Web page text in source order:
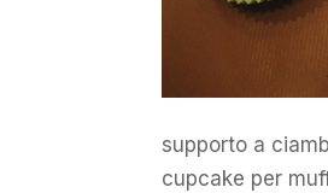
supporto a
cupcake per